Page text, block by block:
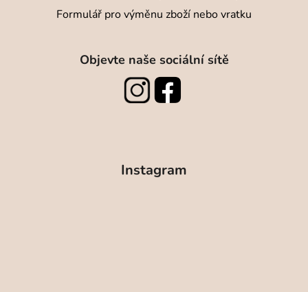
Formulář pro výměnu zboží nebo vratku
Objevte naše sociální sítě
Instagram